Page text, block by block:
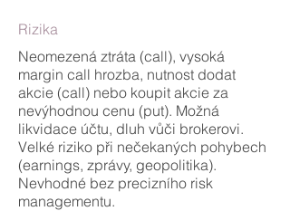
Rizika
Neomezená ztráta (call), vysoká
margin call hrozba, nutnost dodat
akcie (call) nebo koupit akcie za
nevýhodnou cenu (put). Možná
likvidace účtu, dluh vůči brokerovi.
Velké riziko při nečekaných pohybech
(earnings, zprávy, geopolitika).
Nevhodné bez precizního risk
managementu.